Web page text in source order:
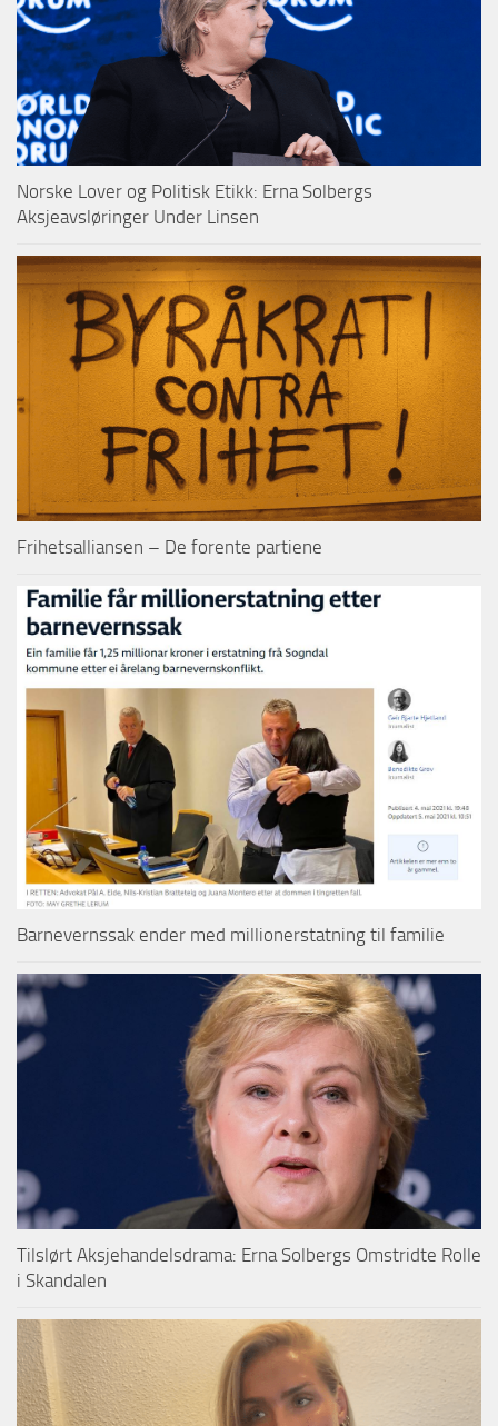
Norske Lover og Politisk Etikk: Erna Solbergs
Aksjeavsløringer Under Linsen
Frihetsalliansen – De forente partiene
Barnevernssak ender med millionerstatning til familie
Tilslørt Aksjehandelsdrama: Erna Solbergs Omstridte Rolle
i Skandalen